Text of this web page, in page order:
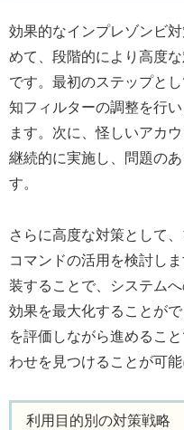
効果的なインプレゾンビ
めて、段階的により高度
です。最初のステップと
知フィルターの調整を行
ます。次に、怪しいアカ
継続的に実施し、問題の
す。
さらに高度な対策として
コマンドの活用を検討し
装することで、システム
効果を最大化することが
を評価しながら進めるこ
わせを見つけることが可能
利用目的別の対策戦略